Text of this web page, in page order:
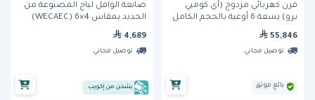
فرن كهربائي مزدوج (آي كومبي
برو) بسعة 6 أوعية بالحجم الكامل
من راشونال
55,846
توصيل مجاني
بائع موثق
صانعة الوافل لياج المصنوعة من
الحديد بمقاس 4×6 (WECAEC)
من كرامبوز
4,689
توصيل مجاني
يشحن من إكويب